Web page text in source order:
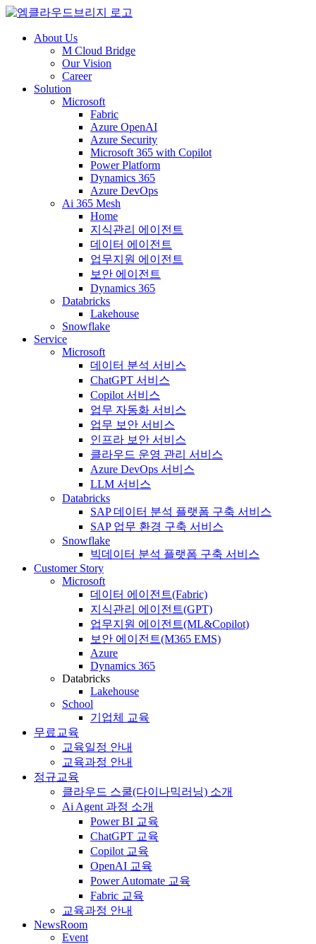
About Us
M Cloud Bridge
Our Vision
Career
Solution
Microsoft
Fabric
Azure OpenAI
Azure Security
Microsoft 365 with Copilot
Power Platform
Dynamics 365
Azure DevOps
Ai 365 Mesh
Home
지식관리 에이전트
데이터 에이전트
업무지원 에이전트
보안 에이전트
Dynamics 365
Databricks
Lakehouse
Snowflake
Service
Microsoft
데이터 분석 서비스
ChatGPT 서비스
Copilot 서비스
업무 자동화 서비스
업무 보안 서비스
인프라 보안 서비스
클라우드 운영 관리 서비스
Azure DevOps 서비스
LLM 서비스
Databricks
SAP 데이터 분석 플랫폼 구축 서비스
SAP 업무 환경 구축 서비스
Snowflake
빅데이터 분석 플랫폼 구축 서비스
Customer Story
Microsoft
데이터 에이전트(Fabric)
지식관리 에이전트(GPT)
업무지원 에이전트(ML&Copilot)
보안 에이전트(M365 EMS)
Azure
Dynamics 365
Databricks
Lakehouse
School
기업체 교육
무료교육
교육일정 안내
교육과정 안내
정규교육
클라우드 스쿨(다이나믹러닝) 소개
Ai Agent 과정 소개
Power BI 교육
ChatGPT 교육
Copilot 교육
OpenAI 교육
Power Automate 교육
Fabric 교육
교육과정 안내
NewsRoom
Event